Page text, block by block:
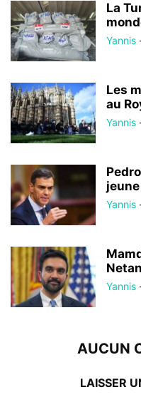
La
Yannis
Les
au
Yannis
Yannis
Yannis
AUCUN
LAISSER